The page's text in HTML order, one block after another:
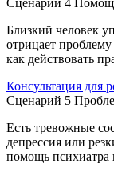
Сценарий 4
Близкий человек
отрицает
как действовать
Консультация для
Сценарий 5
Есть тревожные
депрессия или
помощь психиатра